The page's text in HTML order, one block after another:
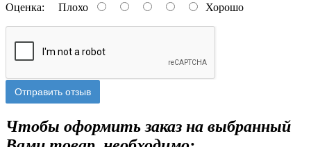
Оценка: Плохо Хорошо
Отправить отзыв
Чтобы оформить заказ на выбранный